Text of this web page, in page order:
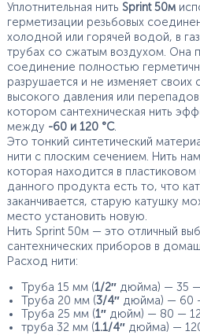
Уплотнительная нить Sprint 50м
герметизации резьбовых
холодной или горячей водой, в
трубах со сжатым воздухом. Она
соединение полностью
разрушается и не изменяет своих
высокого давления или
котором сантехническая нить
между -60 и 120 °С.
Это тонкий синтетический
нити с плоским сечением. Нить
которая находится в
данного продукта есть то, что
заканчивается, старую катушку
место установить новую.
Нить Sprint 50м — это отличный
сантехнических приборов в
Расход нити:
Труба 15 мм (1/2″дюйма) — 35 —
Труба 20 мм (3/4″дюйма) — 60
Труба 25 мм (1″ дюйм) — 80 —
труба 32 мм (1.1/4″дюйма) —